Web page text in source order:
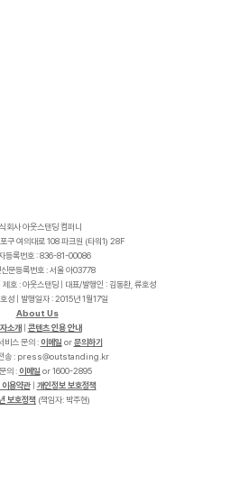
회사 아웃스탠딩 컴퍼니
구 여의대로 108 파크원 (타워1) 28F
등록번호 : 836-81-00086
문등록번호 : 서울 아03778
호 : 아웃스탠딩 | 대표/발행인 : 김동환, 류호성
성 | 발행일자 : 2015년 1월17일
About Us
소개
콘텐츠 인용 안내
비스 문의 : 이메일 or문의하기
송 :
r
k
.
g
n
i
d
n
a
t
s
t
u
o
@
s
s
e
r
p
의 : 이메일 or 1600-2895
이용약관| 개인정보 보호정책
보호정책 (책임자: 박주현)